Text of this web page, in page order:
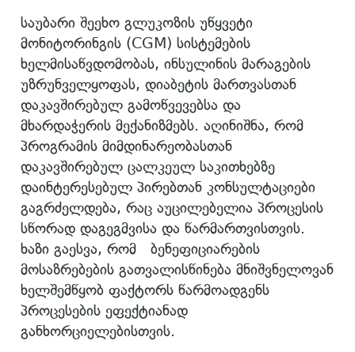
საუბარი შეეხო გლუკოზის უწყვეტი
მონიტორინგის (CGM) სისტემების
ხელმისაწვდომობას, ინსულინის მარაგების
უზრუნველყოფას, დიაბეტის მართვასთან
დაკავშირებულ გამოწვევებსა და
მხარდაჭერის მექანიზმებს. აღინიშნა, რომ
პროგრამის მიმდინარეობასთან
დაკავშირებულ ცალკეულ საკითხებზე
დაინტერესებულ პირებთან კონსულტაციები
გაგრძელდება, რაც აუცილებელია პროცესის
სწორად დაგეგმვისა და წარმართვისთვის.
ხაზი გაესვა, რომ ბენეფიციარების
მოსაზრებების გათვალისწინება მნიშვნელოვან
ხელშემწყობ ფაქტორს წარმოადგენს
პროცესების ეფექტიანად
განხორციელებისთვის.